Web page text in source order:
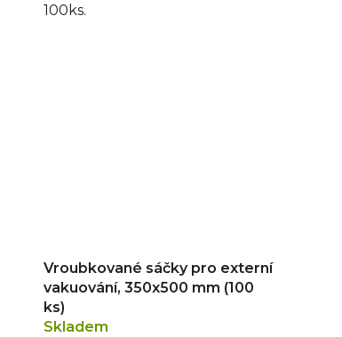
100ks.
Vroubkované sáčky pro externí
vakuování, 350x500 mm (100
ks)
Skladem